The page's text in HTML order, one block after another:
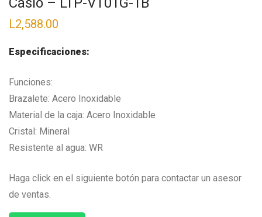
L2,588.00
Especificaciones:
Funciones:
Brazalete: Acero Inoxidable
Material de la caja: Acero Inoxidable
Cristal: Mineral
Resistente al agua: WR
Haga click en el siguiente botón para contactar un asesor
de ventas.